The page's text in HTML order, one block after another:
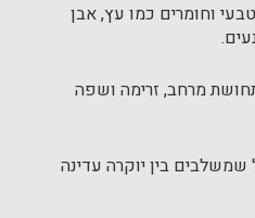
וחומרים כמו עץ, אבן
מרחב, זרימה ושפה
שמשלבים בין יוקרה עדינה